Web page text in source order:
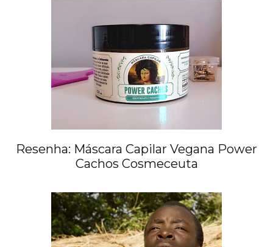
Resenha: Máscara Capilar Vegana Power
Cachos Cosmeceuta